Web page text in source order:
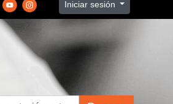
Iniciar sesión